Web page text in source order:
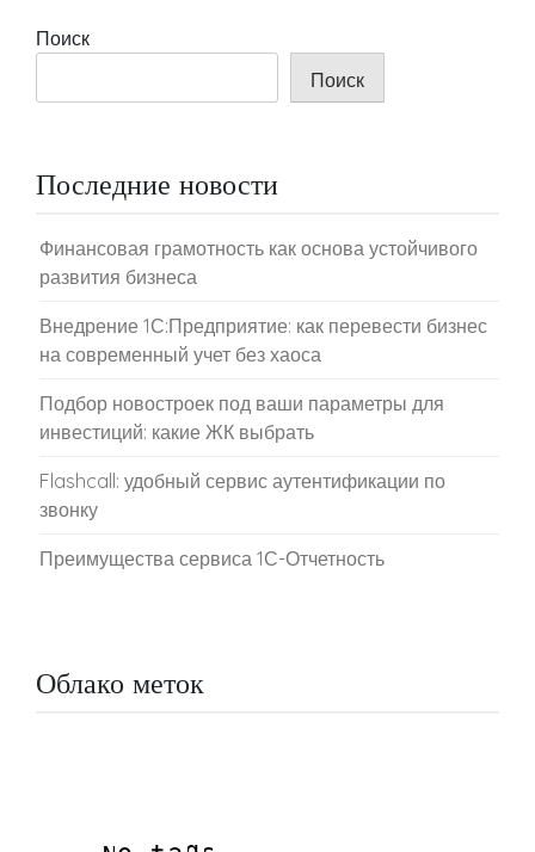
Поиск
Поиск
Последние новости
Финансовая грамотность как основа устойчивого
развития бизнеса
Внедрение 1С:Предприятие: как перевести бизнес
на современный учет без хаоса
Подбор новостроек под ваши параметры для
инвестиций: какие ЖК выбрать
Flashcall: удобный сервис аутентификации по
звонку
Преимущества сервиса 1С-Отчетность
Облако меток